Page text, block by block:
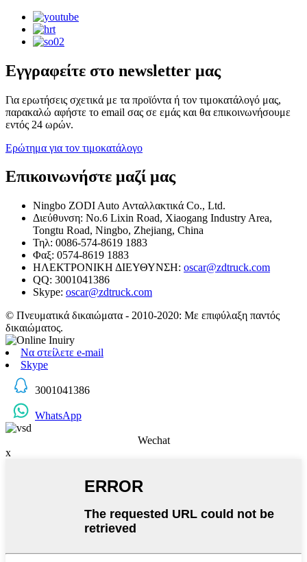
Εγγραφείτε στο newsletter μας
Για ερωτήσεις σχετικά με τα προϊόντα ή τον τιμοκατάλογό μας,
παρακαλώ αφήστε το email σας σε εμάς και θα επικοινωνήσουμε
εντός 24 ωρών.
Ερώτημα για τον τιμοκατάλογο
Επικοινωνήστε μαζί μας
Ningbo ZODI Auto Ανταλλακτικά Co., Ltd.
Διεύθυνση: No.6 Lixin Road, Xiaogang Industry Area,
Tongtu Road, Ningbo, Zhejiang, China
Τηλ: 0086-574-8619 1883
Φαξ: 0574-8619 1883
ΗΛΕΚΤΡΟΝΙΚΗ ΔΙΕΥΘΥΝΣΗ: oscar@zdtruck.com
QQ: 3001041386
Skype: oscar@zdtruck.com
© Πνευματικά δικαιώματα - 2010-2020: Με επιφύλαξη παντός
δικαιώματος.
Να στείλετε e-mail
Skype
3001041386
WhatsApp
Wechat
x